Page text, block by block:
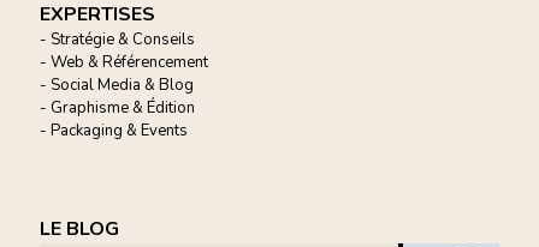
EXPERTISES
- Stratégie & Conseils
- Web & Référencement
- Social Media & Blog
- Graphisme & Édition
- Packaging & Events
LE BLOG